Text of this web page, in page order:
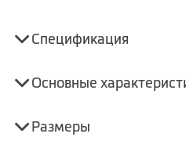
Спецификация
Основные
Размеры